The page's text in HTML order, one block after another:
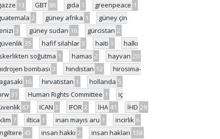
13 GBT 86 gıda 1 greenpeace 1
2 güney afrika 1
güney çin
3 güney sudan 16 gürcistan 2
35 hafif silahlar 3 haiti 1
halkı
soğutma 1 hamas 2 hayvan 20
bombası 3 hindistan 12
hirosima-
16 hırvatistan 1 hollanda 5
31 Human Rights Committee 1
iç
67 ICAN 3 IFOR 2 İHA 41 İHD 29
7 iltica 1 inan mayıs aru 1 incirlik 6
45 insan hakkı 2 insan hakları 138